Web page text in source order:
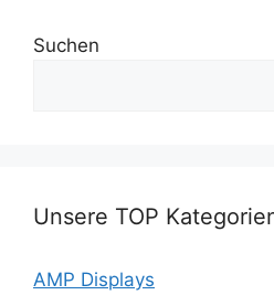
Suchen
Unsere TOP
AMP Displays